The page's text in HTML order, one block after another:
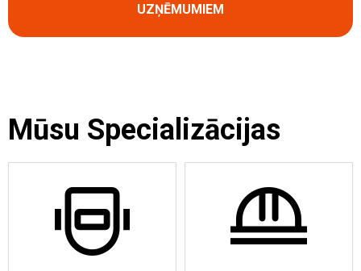
UZŅĒMUMIEM
Mūsu Specializācijas